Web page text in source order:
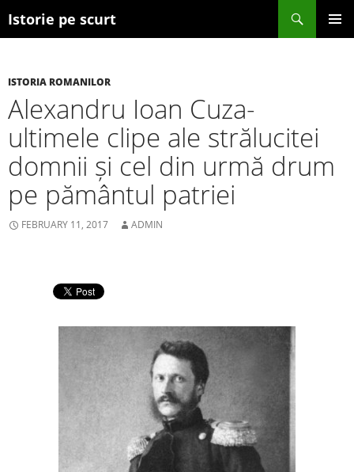
Istorie pe scurt
Search
SKIP TO CONTENT
ISTORIA ROMANILOR
Alexandru Ioan Cuza-
ultimele clipe ale strălucitei
domnii și cel din urmă drum
pe pământul patriei
FEBRUARY 11, 2017 ADMIN